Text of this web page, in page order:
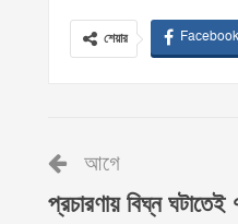
শেয়ার Facebook
আগে
প্রচারণায় বিঘ্ন ঘটাতেই